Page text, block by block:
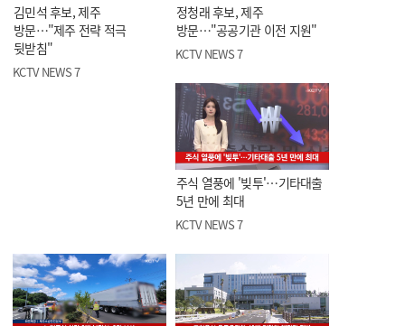
김민석 후보, 제주
방문…"제주 전략 적극
뒷받침"
KCTV NEWS 7
정청래 후보, 제주
방문…"공공기관 이전 지원"
KCTV NEWS 7
주식 열풍에 '빚투'…기타대출
5년 만에 최대
KCTV NEWS 7